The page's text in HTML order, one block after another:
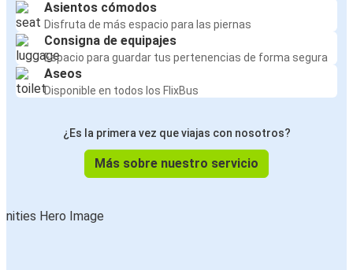
Asientos cómodos
Disfruta de más espacio para las piernas
Consigna de equipajes
Espacio para guardar tus pertenencias de forma segura
Aseos
Disponible en todos los FlixBus
¿Es la primera vez que viajas con nosotros?
Más sobre nuestro servicio